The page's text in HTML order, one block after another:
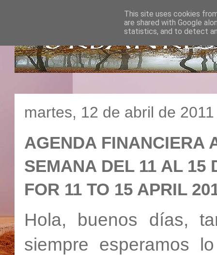
martes, 12 de abril de 2011
AGENDA FINANCIERA
SEMANA DEL 11 AL 15
FOR 11 TO 15 APRIL
Hola, buenos días,
siempre esperamos
This site uses cookies
are shared with Google
statistics, and to detect